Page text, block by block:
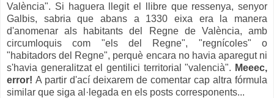
València". Si haguera llegit el llibre que ressenya, senyor
Galbis, sabria que abans a 1330 eixa era la manera
d'anomenar als habitants del Regne de València, amb
circumloquis com "els del Regne", "regnícoles" o
"habitadors del Regne", perquè encara no havia aparegut ni
s'havia generalitzat el gentilici territorial "valencià". Meeec,
error! A partir d'ací deixarem de comentar cap altra fórmula
similar que siga al·legada en els posts corresponents...